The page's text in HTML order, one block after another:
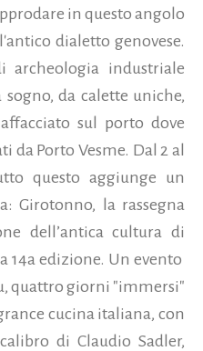
in questo angolo
dialetto genovese.
archeologia industriale
da calette uniche,
sul porto dove
da Porto Vesme. Dal 2 al
questo aggiunge un
Girotonno, la rassegna
dell’antica cultura di
14a edizione. Un evento
quattro giorni "immersi"
cucina italiana, con
di Claudio Sadler,